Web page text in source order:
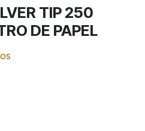
TIP 250
DE PAPEL